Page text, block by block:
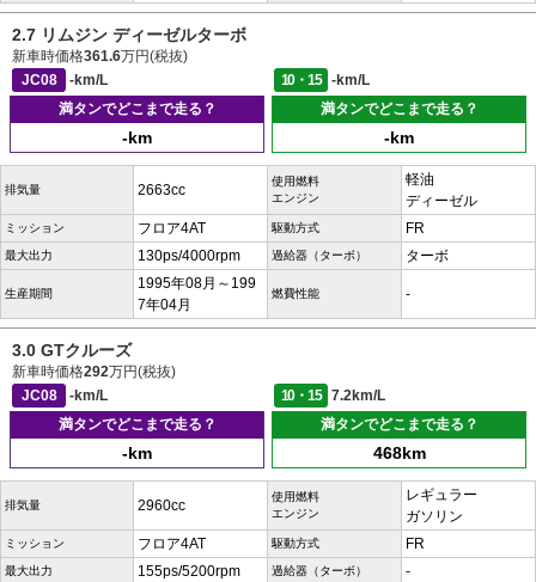
2.7 リムジン ディーゼルターボ
新車時価格361.6万円(税抜)
JC08
-km/L 10・15
-km/L
満タンでどこまで走る？
-km
満タンでどこまで走る？
-km
排気量 2663cc
使用燃料
エンジン
軽油
ディーゼル
ミッション フロア4AT 駆動方式 FR
最大出力 130ps/4000rpm 過給器（ターボ） ターボ
生産期間
1995年08月～199
7年04月
燃費性能 -
3.0 GTクルーズ
新車時価格292万円(税抜)
JC08
-km/L 10・15
7.2km/L
満タンでどこまで走る？
-km
満タンでどこまで走る？
468km
排気量 2960cc
使用燃料
エンジン
レギュラー
ガソリン
ミッション フロア4AT 駆動方式 FR
最大出力 155ps/5200rpm 過給器（ターボ） -